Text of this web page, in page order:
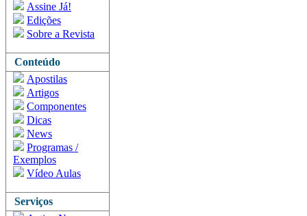
Assine Já!
Edições
Sobre a Revista
Conteúdo
Apostilas
Artigos
Componentes
Dicas
News
Programas /
Exemplos
Vídeo Aulas
Serviços